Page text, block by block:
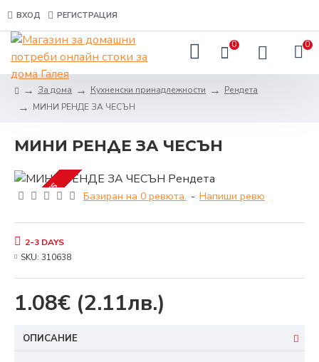
ВХОД РЕГИСТРАЦИЯ
0 0
За дома Кухненски принадлежности
Рендета
МИНИ РЕНДЕ ЗА ЧЕСЪН
МИНИ РЕНДЕ ЗА ЧЕСЪН
2-3 DAYS Базиран на 0 ревюта. - Напиши ревю
1.08€ (2.11лв.)
2-3 DAYS
SKU: 310638
ОПИСАНИЕ